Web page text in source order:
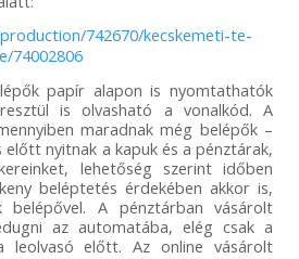
742670/kecskemeti-te-
74002806
papír alapon is nyomtathatók
is olvasható a vonalkód. A
maradnak még belépők –
előtt nyitnak a kapuk és a pénztárak,
lehetőség szerint időben
beléptetés érdekében akkor is,
belépővel. A pénztárban vásárolt
az automatába, elég csak a
leolvasó előtt. Az online vásárolt